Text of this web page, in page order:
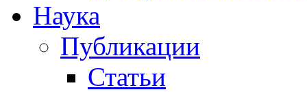
Наука
Публикации
Статьи